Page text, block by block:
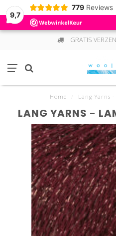
9,7
779 Reviews
GRATIS
Home Lang Yarns
LANG YARNS -